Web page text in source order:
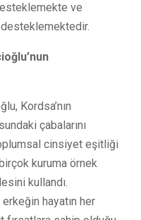
ve
Kordsa’nın
çabalarını
cinsiyet eşitliği
kuruma örnek
kullandı.
hayatın her